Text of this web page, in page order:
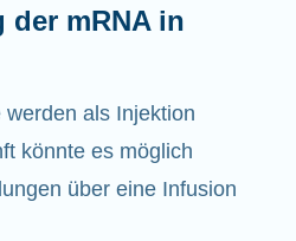
mRNA in
als Injektion
könnte es möglich
über eine Infusion